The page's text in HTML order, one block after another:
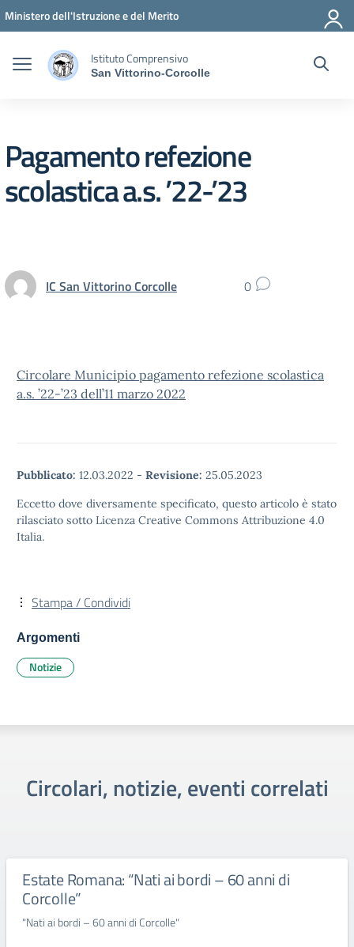
Vai ai contenuti
Vai al menu di navigazione
Vai al footer
Ministero dell'Istruzione e del Merito
Istituto Comprensivo
San Vittorino-Corcolle
Pagamento refezione
scolastica a.s. ’22-’23
IC San Vittorino Corcolle 0
Circolare Municipio pagamento refezione scolastica
a.s. ’22-’23 dell’11 marzo 2022
Pubblicato: 12.03.2022 - Revisione: 25.05.2023
Eccetto dove diversamente specificato, questo articolo è stato
rilasciato sotto Licenza Creative Commons Attribuzione 4.0
Italia.
Stampa / Condividi
Argomenti
Notizie
Circolari, notizie, eventi correlati
Estate Romana: “Nati ai bordi – 60 anni di
Corcolle”
"Nati ai bordi – 60 anni di Corcolle"